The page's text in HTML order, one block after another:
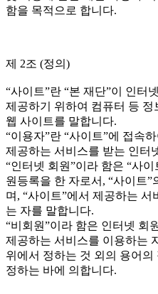
함을 목적으로 합니다.
제 2조 (정의)
“사이트”란 “본 재단”이 인터
제공하기 위하여 컴퓨터 등
웹 사이트를 말합니다.
“이용자”란 “사이트”에 접속
제공하는 서비스를 받는 인터
“인터넷 회원”이라 함은 “사
원등록을 한 자로서, “사이트
며, “사이트”에서 제공하는
는 자를 말합니다.
“비회원”이라 함은 인터넷 회
제공하는 서비스를 이용하는
위에서 정하는 것 외의 용어
정하는 바에 의합니다.